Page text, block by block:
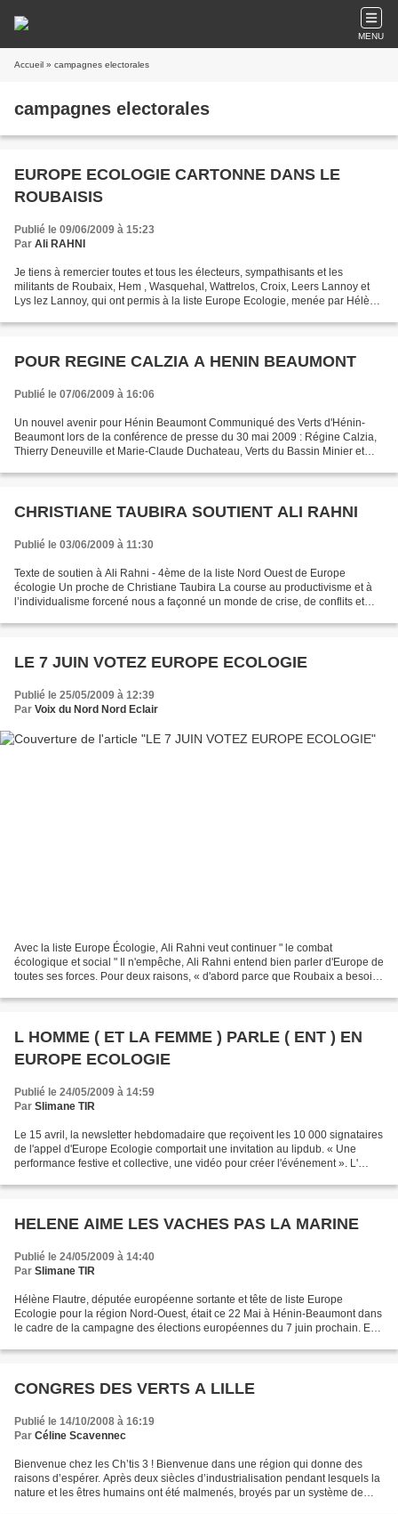
MENU
Accueil » campagnes electorales
campagnes electorales
EUROPE ECOLOGIE CARTONNE DANS LE
ROUBAISIS
Publié le 09/06/2009 à 15:23
Par Ali RAHNI
Je tiens à remercier toutes et tous les électeurs, sympathisants et les
militants de Roubaix, Hem , Wasquehal, Wattrelos, Croix, Leers Lannoy et
Lys lez Lannoy, qui ont permis à la liste Europe Ecologie, menée par Hélène
POUR REGINE CALZIA A HENIN BEAUMONT
Publié le 07/06/2009 à 16:06
Un nouvel avenir pour Hénin Beaumont Communiqué des Verts d'Hénin-
Beaumont lors de la conférence de presse du 30 mai 2009 : Régine Calzia,
Thierry Deneuville et Marie-Claude Duchateau, Verts du Bassin Minier et
CHRISTIANE TAUBIRA SOUTIENT ALI RAHNI
Publié le 03/06/2009 à 11:30
Texte de soutien à Ali Rahni - 4ème de la liste Nord Ouest de Europe
écologie Un proche de Christiane Taubira La course au productivisme et à
l’individualisme forcené nous a façonné un monde de crise, de conflits et
LE 7 JUIN VOTEZ EUROPE ECOLOGIE
Publié le 25/05/2009 à 12:39
Par Voix du Nord Nord Eclair
Avec la liste Europe Écologie, Ali Rahni veut continuer " le combat
écologique et social " Il n'empêche, Ali Rahni entend bien parler d'Europe de
toutes ses forces. Pour deux raisons, « d'abord parce que Roubaix a besoin
L HOMME ( ET LA FEMME ) PARLE ( ENT ) EN
EUROPE ECOLOGIE
Publié le 24/05/2009 à 14:59
Par Slimane TIR
Le 15 avril, la newsletter hebdomadaire que reçoivent les 10 000 signataires
de l'appel d'Europe Ecologie comportait une invitation au lipdub. « Une
performance festive et collective, une vidéo pour créer l'événement ». L'
HELENE AIME LES VACHES PAS LA MARINE
Publié le 24/05/2009 à 14:40
Par Slimane TIR
Hélène Flautre, députée européenne sortante et tête de liste Europe
Ecologie pour la région Nord-Ouest, était ce 22 Mai à Hénin-Beaumont dans
le cadre de la campagne des élections européennes du 7 juin prochain. En
CONGRES DES VERTS A LILLE
Publié le 14/10/2008 à 16:19
Par Céline Scavennec
Bienvenue chez les Ch’tis 3 ! Bienvenue dans une région qui donne des
raisons d’espérer. Après deux siècles d’industrialisation pendant lesquels la
nature et les êtres humains ont été malmenés, broyés par un système de